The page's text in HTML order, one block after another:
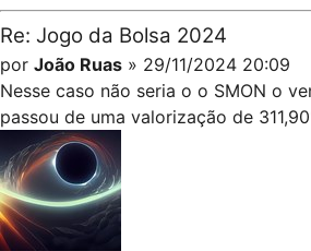
Re: Jogo da Bolsa 2024
por João Ruas » 29/11/2024 20:09
Nesse caso não seria o o SMON o
passou de uma valorização de